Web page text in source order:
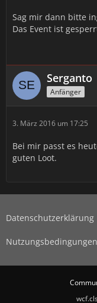
Sag mir dann bitte
Das Event ist
Serganto
Anfänger
3. März 2016 um 17:25
Bei mir passt es
guten Loot.
Datenschutzerklärung
Nutzungsbedingungen